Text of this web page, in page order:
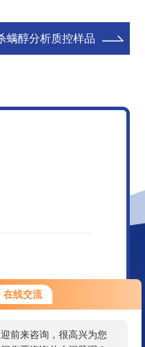
在线交流
迎前来咨询，很高兴为您
问您要咨询什么问题呢？
停留很久了，是否找到
螨醇分析质控样品